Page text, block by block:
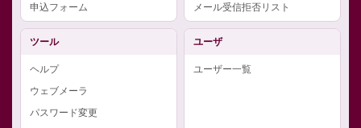
申込フォーム メール受信拒否リスト
ツール
ヘルプ
ウェブメーラ
パスワード変更
ユーザ
ユーザー一覧